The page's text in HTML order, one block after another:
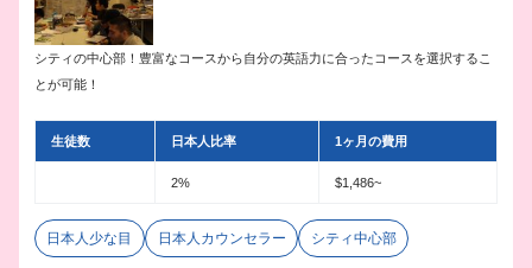
シティの中心部！豊富なコースから自分の英語力に合ったコースを選択するこ
とが可能！
生徒数 日本人比率 1ヶ月の費用
2% $1,486~
日本人少な目 日本人カウンセラー シティ中心部